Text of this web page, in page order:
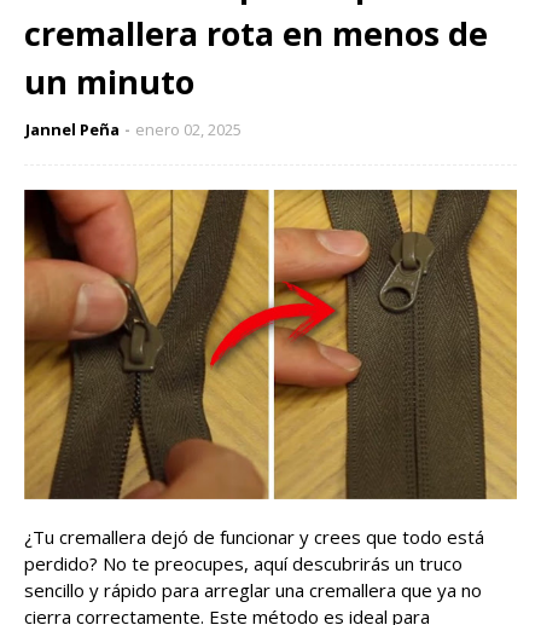
cremallera rota en menos de
un minuto
Jannel Peña enero 02, 2025
¿Tu cremallera dejó de funcionar y crees que todo está
perdido? No te preocupes, aquí descubrirás un truco
sencillo y rápido para arreglar una cremallera que ya no
cierra correctamente. Este método es ideal para